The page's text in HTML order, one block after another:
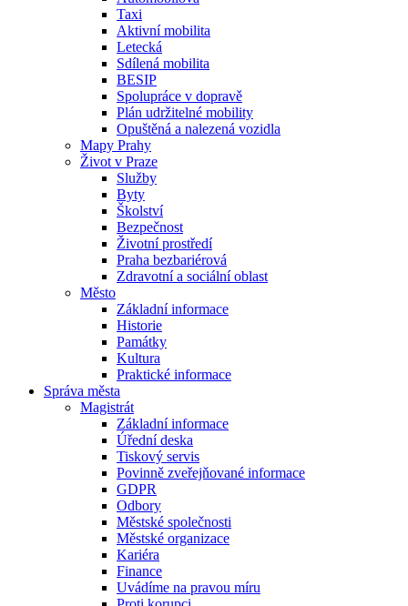
Taxi
Aktivní mobilita
Letecká
Sdílená mobilita
BESIP
Spolupráce v dopravě
Plán udržitelné mobility
Opuštěná a nalezená vozidla
Mapy Prahy
Život v Praze
Služby
Byty
Školství
Bezpečnost
Životní prostředí
Praha bezbariérová
Zdravotní a sociální oblast
Město
Základní informace
Historie
Památky
Kultura
Praktické informace
Správa města
Magistrát
Základní informace
Úřední deska
Tiskový servis
Povinně zveřejňované informace
GDPR
Odbory
Městské společnosti
Městské organizace
Kariéra
Finance
Uvádíme na pravou míru